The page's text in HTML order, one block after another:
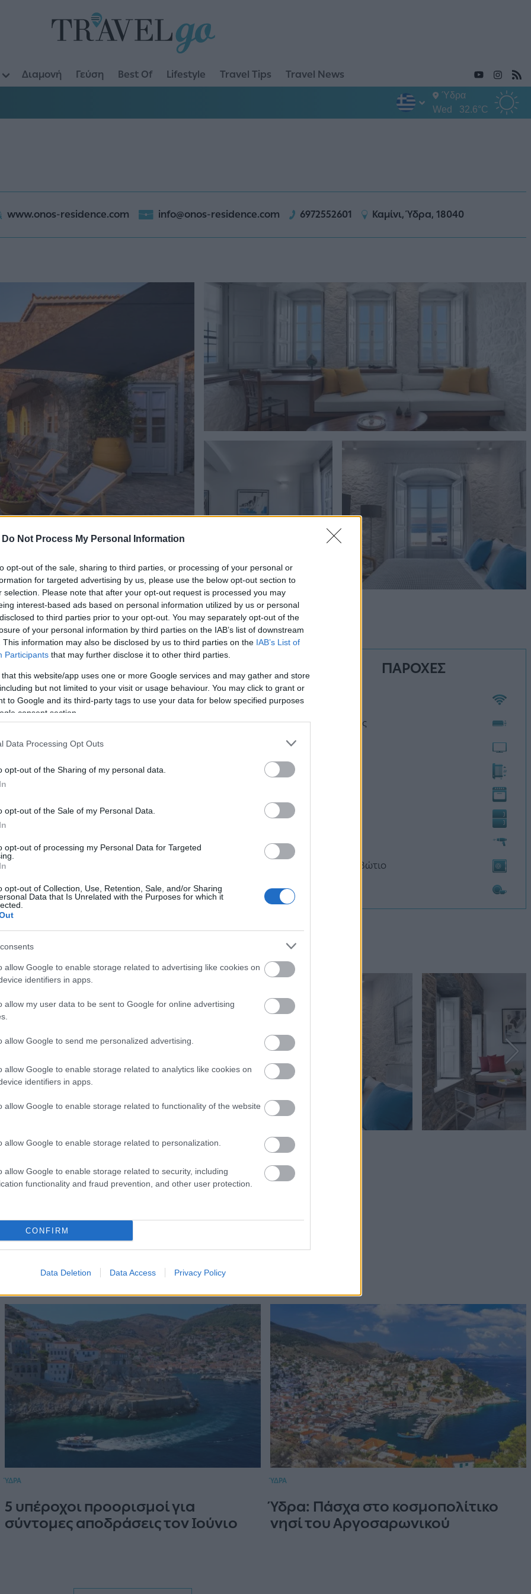
Do Not Process My Personal Information
opt-out of the sale, sharing to third parties, or processing of your personal or
for targeted advertising by us, please use the below opt-out section to
selection. Please note that after your opt-out request is processed you may
interest-based ads based on personal information utilized by us or personal
to third parties prior to your opt-out. You may separately opt-out of the
of your personal information by third parties on the IAB’s list of downstream
This information may also be disclosed by us to third parties on the IAB’s List of
Participants that may further disclose it to other third parties.
that this website/app uses one or more Google services and may gather and store
but not limited to your visit or usage behaviour. You may click to grant or
to Google and its third-party tags to use your data for below specified purposes
consent section.
Data Processing Opt Outs
opt-out of the Sharing of my personal data.
opt-out of the Sale of my Personal Data.
opt-out of processing my Personal Data for Targeted
opt-out of Collection, Use, Retention, Sale, and/or Sharing
Data that Is Unrelated with the Purposes for which it
allow Google to enable storage related to advertising like cookies on
identifiers in apps.
allow my user data to be sent to Google for online advertising
allow Google to send me personalized advertising.
allow Google to enable storage related to analytics like cookies on
identifiers in apps.
allow Google to enable storage related to functionality of the website
allow Google to enable storage related to personalization.
allow Google to enable storage related to security, including
functionality and fraud prevention, and other user protection.
CONFIRM
Data Deletion Data Access Privacy Policy
Διαμονή Γεύση Best Of Lifestyle Travel Tips Travel News
Ύδρα
Wed
32.6°C
www.onos-residence.com info@onos-residence.com 6972552601 Καμίνι, Ύδρα, 18040
προσφέρει την πολυτέλεια, τις ανέσεις και τις
και μεγάλες παρέες που αναζητούν ένα
να ενοικιαστεί ολόκληρη (300 τ.μ.),
και αυτόνομες σουίτες, μία σε κάθε επίπεδο, με
γλυπτά και υψηλής ποιότητας έπιπλα που
ως στούντιο τέχνης.
σε ευρύχωρες βεράντες, όπου οι επισκέπτες
τους σε απόλυτη ιδιωτικότητα με πανοραμική θέα
λιμάνι Καμίνι και σε απόσταση αναπνοής
της Ύδρας απέχει μόλις 15 λεπτά με τα πόδια ή 5
ΠΑΡΟΧΕΣ
Κλιματισμός
Χρηματοκιβώτιο
Έλεγχος Διαθεσιμότητας και Κράτηση
ΎΔΡΑ
5 υπέροχοι προορισμοί για
σύντομες αποδράσεις τον Ιούνιο
ΎΔΡΑ
Ύδρα: Πάσχα στο κοσμοπολίτικο
νησί του Αργοσαρωνικού